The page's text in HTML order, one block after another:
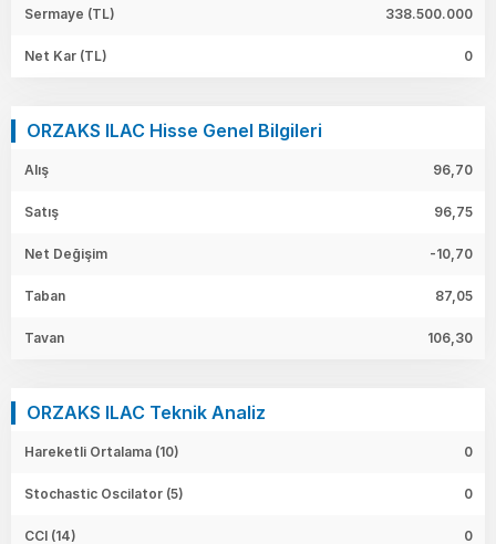
Sermaye (TL) 338.500.000
Net Kar (TL) 0
ORZAKS ILAC Hisse Genel Bilgileri
Alış 96,70
Satış 96,75
Net Değişim -10,70
Taban 87,05
Tavan 106,30
ORZAKS ILAC Teknik Analiz
Hareketli Ortalama (10) 0
Stochastic Oscilator (5) 0
CCI (14) 0